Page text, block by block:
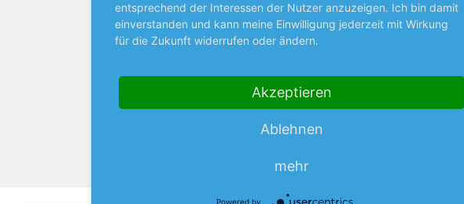
Jahrgänge 2011 –
entsprechend der Interessen der Nutzer anzuzeigen. Ich bin damit
einverstanden und kann meine Einwilligung jederzeit mit Wirkung
für die Zukunft widerrufen oder ändern.
Akzeptieren
Ablehnen
mehr
Powered by